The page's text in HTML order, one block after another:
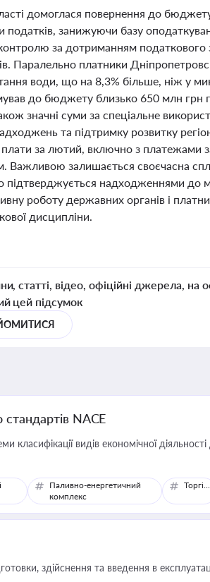
домоглася повернення до
податків, занижуючи базу
за дотриманням податкового
Паралельно платники
води, що на 8,3% більше, ніж у
до бюджету близько 650 млн грн
значні суми за спеціальне
та підтримку розвитку
за лютий, включно з платежами
Важливою залишається своєчасна
підтверджується надходженнями до
роботу державних органів і
дисципліни.
статті, відео, офіційні джерела, на
цей підсумок
NACE
класифікації видів економічної
Паливно-енергетичний
комплекс
Торгівля
здійснення та введення в